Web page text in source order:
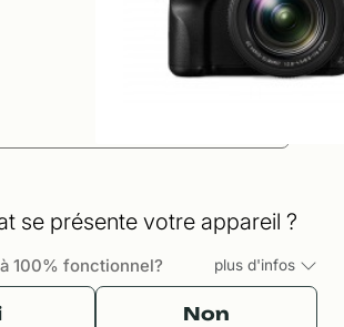
se présente votre appareil ?
100% fonctionnel? plus d'infos
Non